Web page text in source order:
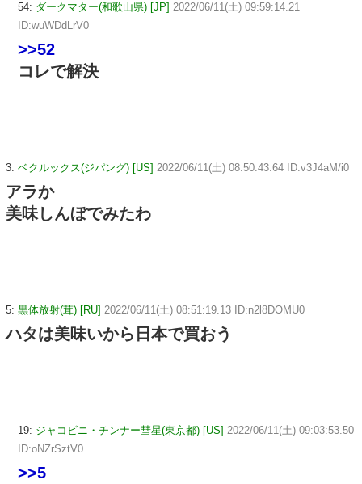
54: ダークマター(和歌山県) [JP] 2022/06/11(土) 09:59:14.21
ID:wuWDdLrV0
>>52
コレで解決
3: ベクルックス(ジパング) [US] 2022/06/11(土) 08:50:43.64 ID:v3J4aM/i0
アラか
美味しんぼでみたわ
5: 黒体放射(茸) [RU] 2022/06/11(土) 08:51:19.13 ID:n2l8DOMU0
ハタは美味いから日本で買おう
19: ジャコビニ・チンナー彗星(東京都) [US] 2022/06/11(土) 09:03:53.50
ID:oNZrSztV0
>>5